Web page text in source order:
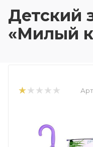
Детский
«Милый